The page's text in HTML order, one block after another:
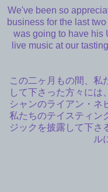
We've been so
business for the last
was going to have his
live music at our
この二ヶ月もの間、私
して下さった方々には
シャンのライアン・ネ
私たちのテイスティン
ジックを披露して下さ
ル